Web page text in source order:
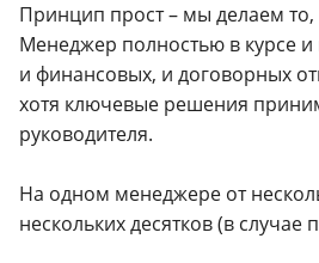
Принцип прост – мы делаем
Менеджер полностью в курсе и
и финансовых, и договорных
хотя ключевые решения
руководителя.
На одном менеджере от
нескольких десятков (в случае